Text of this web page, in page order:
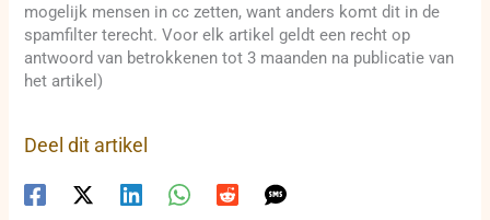
mogelijk mensen in cc zetten, want anders komt dit in de
spamfilter terecht. Voor elk artikel geldt een recht op
antwoord van betrokkenen tot 3 maanden na publicatie van
het artikel)
Deel dit artikel